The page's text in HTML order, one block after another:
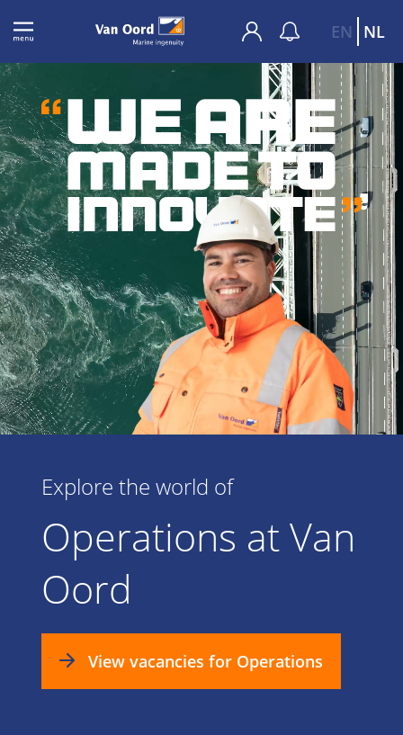
EN NL
Explore the world of
Operations at Van
Oord
View vacancies for Operations